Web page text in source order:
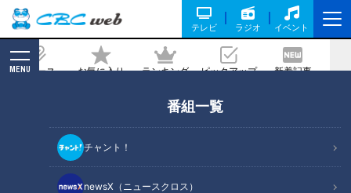
テレビ ラジオ イベント
ニュース お気に入り ランキング ピックアップ 新着記事
MENU
番組一覧
チャント！
newsX（ニュースクロス）
実 世界王者が作る「カニのジェラー
ト」も